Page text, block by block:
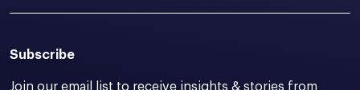
Subscribe
Join our email list to receive insights & stories from